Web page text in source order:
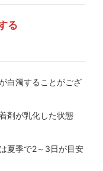
る
白濁することがござ
剤が乳化した状態
夏季で2～3日が目安